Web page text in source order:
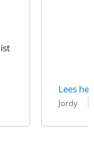
Lees
Jordy
Datum: